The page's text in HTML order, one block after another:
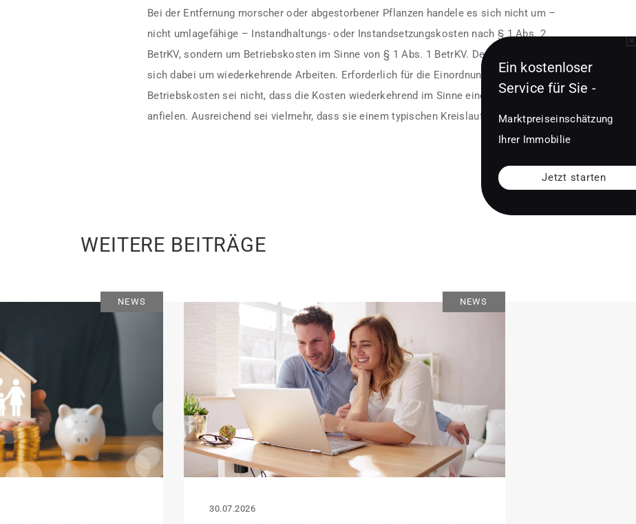
Bei der Entfernung morscher oder abgestorbener Pflanzen handele es sich nicht um –
nicht umlagefähige – Instandhaltungs- oder Instandsetzungskosten nach § 1 Abs. 2
BetrKV, sondern um Betriebskosten im Sinne von § 1 Abs. 1 BetrKV. Denn es handelt
sich dabei um wiederkehrende Arbeiten. Erforderlich für die Einordnung als
Betriebskosten sei nicht, dass die Kosten wiederkehrend im Sinne eines starren Turnus
anfielen. Ausreichend sei vielmehr, dass sie einem typischen Kreislauf unterlägen.
WEITERE BEITRÄGE
NEWS NEWS
30.07.2026
Ein kostenloser
Service für Sie -
Marktpreiseinschätzung
Ihrer Immobilie
Jetzt starten